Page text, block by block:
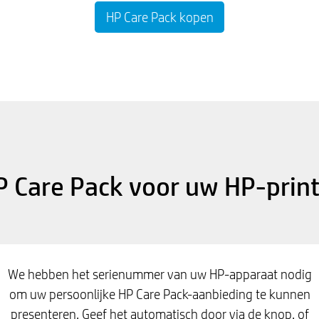
HP Care Pack kopen
Care Pack voor uw HP-
We hebben het serienummer van uw HP-apparaat nodig
om uw persoonlijke HP Care Pack-aanbieding te kunnen
presenteren. Geef het automatisch door via de knop, of